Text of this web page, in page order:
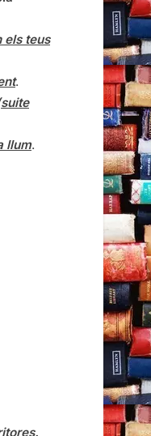
els teus
.
llum.